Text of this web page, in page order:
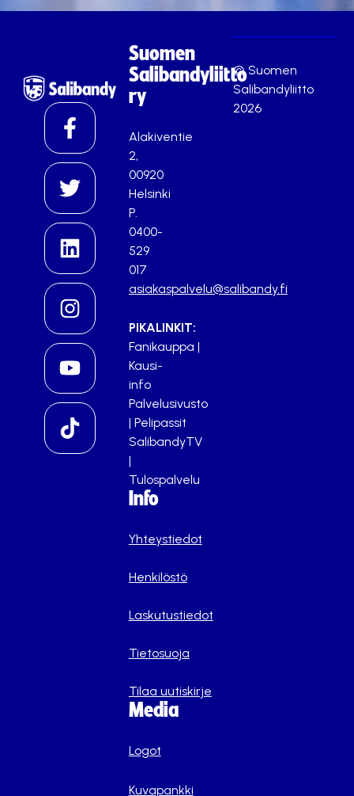
Suomen
Salibandyliitto
ry
Alakiventie
2,
00920
Helsinki
P.
0400-
529
017
asiakaspalvelu@salibandy.fi
PIKALINKIT:
Fanikauppa |
Kausi-
info
Palvelusivusto
| Pelipassit
SalibandyTV
|
Tulospalvelu
Info
Yhteystiedot
Henkilöstö
Laskutustiedot
Tietosuoja
Tilaa uutiskirje
Media
Logot
Kuvapankki
© Suomen
Salibandyliitto
2026